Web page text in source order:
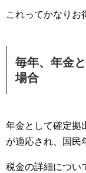
これってかなりお
毎年、年金
場合
年金として確定拠
が適応され、国民
税金の詳細につい